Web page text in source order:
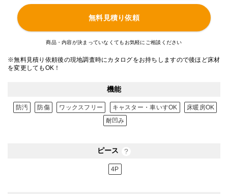
無料見積り依頼
商品・内容が決まっていなくてもお気軽にご相談ください
※無料見積り依頼後の現地調査時にカタログをお持ちしますので後ほど床材
を変更してもOK！
機能
防汚 防傷 ワックスフリー キャスター・車いすOK
床暖房OK
耐凹み
ピース ?
4P